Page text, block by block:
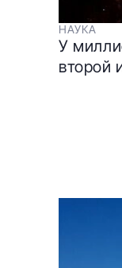
НАУКА
У
второй